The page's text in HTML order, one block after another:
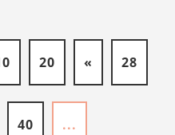
20 « 28
40 ...